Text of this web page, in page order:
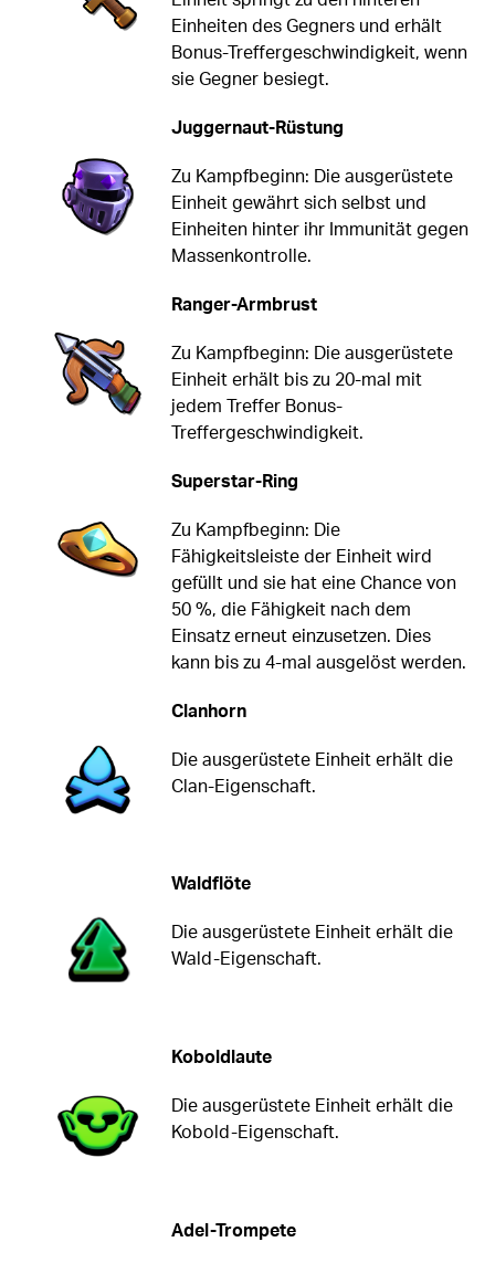
Einheiten des Gegners und erhält
Bonus-Treffergeschwindigkeit, wenn
sie Gegner besiegt.
Juggernaut-Rüstung
Zu Kampfbeginn: Die ausgerüstete
Einheit gewährt sich selbst und
Einheiten hinter ihr Immunität gegen
Massenkontrolle.
Ranger-Armbrust
Zu Kampfbeginn: Die ausgerüstete
Einheit erhält bis zu 20-mal mit
jedem Treffer Bonus-
Treffergeschwindigkeit.
Superstar-Ring
Zu Kampfbeginn: Die
Fähigkeitsleiste der Einheit wird
gefüllt und sie hat eine Chance von
50 %, die Fähigkeit nach dem
Einsatz erneut einzusetzen. Dies
kann bis zu 4-mal ausgelöst werden.
Clanhorn
Die ausgerüstete Einheit erhält die
Clan-Eigenschaft.
Waldflöte
Die ausgerüstete Einheit erhält die
Wald-Eigenschaft.
Koboldlaute
Die ausgerüstete Einheit erhält die
Kobold-Eigenschaft.
Adel-Trompete